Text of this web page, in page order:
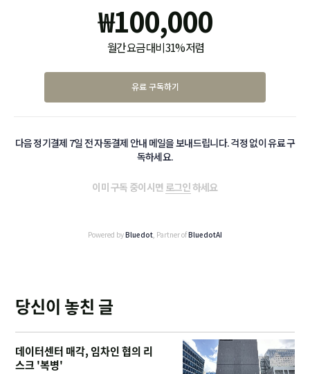
₩100,000
월간 요금 대비 31% 저렴
유료 구독하기
다음 정기결제 7일 전 자동결제 안내 메일을 보내드립니다. 걱정 없이 유료 구
독하세요.
이미 구독 중이시면 로그인하세요
Powered byBluedot, Partner ofBluedotAI
당신이 놓친 글
데이터센터 매각, 임차인 협의 리
스크 '복병'